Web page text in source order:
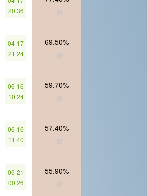
20:36
一般
04-17
21:24
69.50%
一般
06-16
10:24
59.70%
一般
06-16
11:40
57.40%
一般
06-21
00:26
55.90%
一般